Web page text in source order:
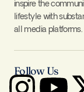
inspire the
lifestyle with
all media platforms.
Follow Us